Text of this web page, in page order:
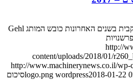
רבותי – מהפך! לאחר עלייה עקבית בשנים האחרונות כובש המותג Gehl
http://
content/uploads/2018/01/
http://www.machinerynews.co.il/wp-
logo.png wordpress2018-01-22
סיכום